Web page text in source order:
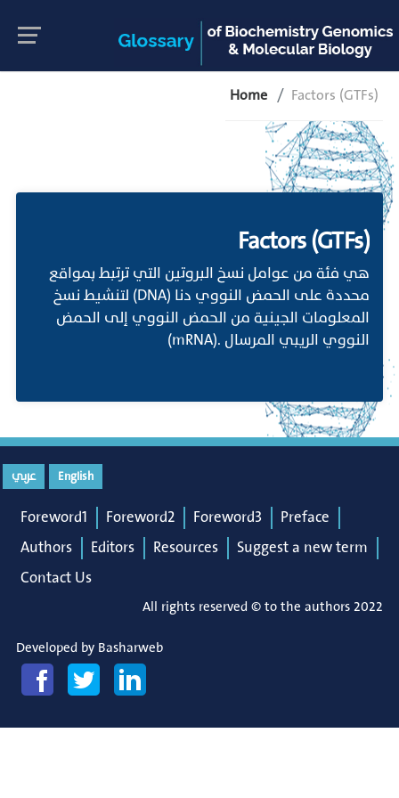
Home Factors (GTFs)
Factors (GTFs)
هي فئة من عوامل نسخ البروتين التي ترتبط بمواقع
محددة على الحمض النووي دنا (DNA) لتنشيط نسخ
المعلومات الجينية من الحمض النووي إلى الحمض
النووي الريبي المرسال .(mRNA)
English عربي
Foreword1 Foreword2 Foreword3
Preface
Authors
Editors Resources
Suggest a new term
Contact Us
All rights reserved © to the authors 2022
Developed by Basharweb